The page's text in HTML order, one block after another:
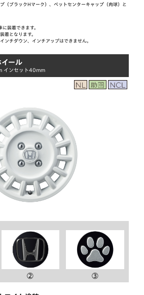
（ブラックHマーク）、ペットセンターキャップ（肉球）と
装着できます。
着となります。
ンチダウン、インチアップはできません。
ール
ンセット40mm
② ③